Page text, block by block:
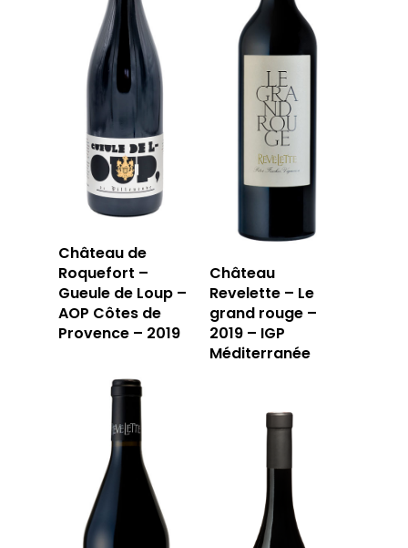
Château de
Roquefort –
Gueule de Loup –
AOP Côtes de
Provence – 2019
Château
Revelette – Le
grand rouge –
2019 – IGP
Méditerranée